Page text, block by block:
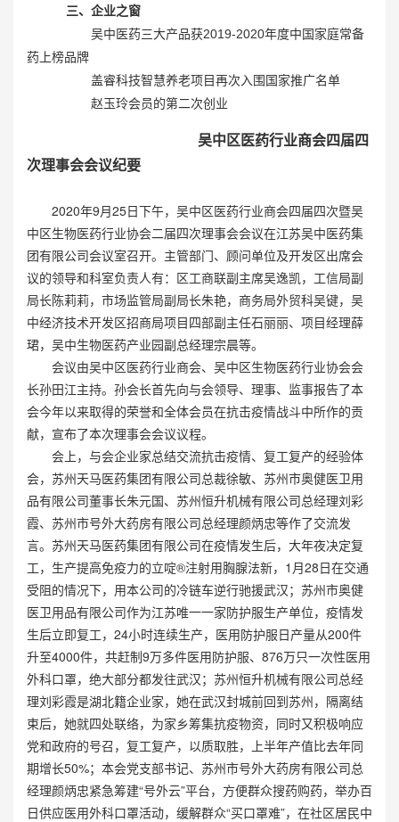
三、企业之窗
吴中医药三大产品获2019-2020年度中国家庭常备
药上榜品牌
盖睿科技智慧养老项目再次入围国家推广名单
赵玉玲会员的第二次创业
吴中区医药行业商会四届四
次理事会会议纪要
2020年9月25日下午，吴中区医药行业商会四届四次暨吴
中区生物医药行业协会二届四次理事会会议在江苏吴中医药集
团有限公司会议室召开。主管部门、顾问单位及开发区出席会
议的领导和科室负责人有：区工商联副主席吴逸凯，工信局副
局长陈莉莉，市场监管局副局长朱艳，商务局外贸科吴键，吴
中经济技术开发区招商局项目四部副主任石丽丽、项目经理薛
珺，吴中生物医药产业园副总经理宗晨等。
会议由吴中区医药行业商会、吴中区生物医药行业协会会
长孙田江主持。孙会长首先向与会领导、理事、监事报告了本
会今年以来取得的荣誉和全体会员在抗击疫情战斗中所作的贡
献，宣布了本次理事会会议议程。
会上，与会企业家总结交流抗击疫情、复工复产的经验体
会，苏州天马医药集团有限公司总裁徐敏、苏州市奥健医卫用
品有限公司董事长朱元国、苏州恒升机械有限公司总经理刘彩
霞、苏州市号外大药房有限公司总经理颜炳忠等作了交流发
言。苏州天马医药集团有限公司在疫情发生后，大年夜决定复
工，生产提高免疫力的立啶®注射用胸腺法新，1月28日在交通
受阻的情况下，用本公司的冷链车逆行驰援武汉；苏州市奥健
医卫用品有限公司作为江苏唯一一家防护服生产单位，疫情发
生后立即复工，24小时连续生产，医用防护服日产量从200件
升至4000件，共赶制9万多件医用防护服、876万只一次性医用
外科口罩，绝大部分都发往武汉；苏州恒升机械有限公司总经
理刘彩霞是湖北籍企业家，她在武汉封城前回到苏州，隔离结
束后，她就四处联络，为家乡筹集抗疫物资，同时又积极响应
党和政府的号召，复工复产，以质取胜，上半年产值比去年同
期增长50%；本会党支部书记、苏州市号外大药房有限公司总
经理颜炳忠紧急筹建“号外云”平台，方便群众搜药购药，举办百
日供应医用外科口罩活动，缓解群众“买口罩难”，在社区居民中